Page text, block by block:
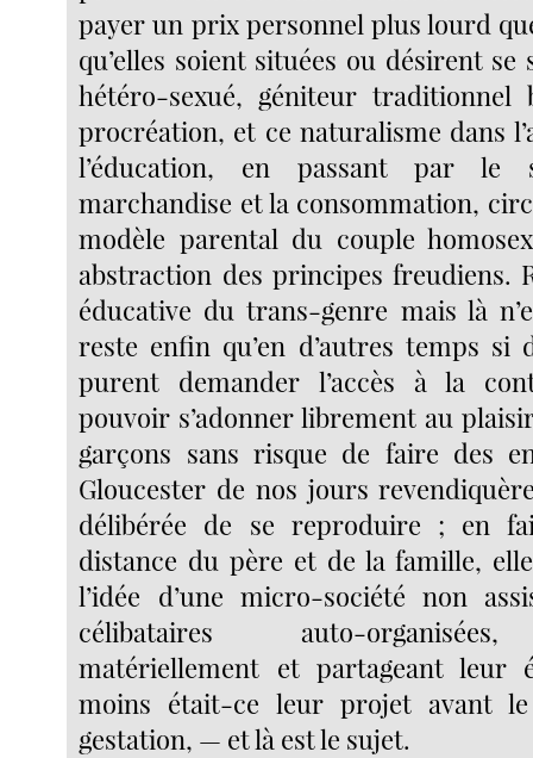
payer un prix personnel plus lourd
qu’elles soient situées ou désirent
hétéro-sexué, géniteur traditionnel
procréation, et ce naturalisme dans
l’éducation, en passant par le
marchandise et la consommation,
modèle parental du couple
abstraction des principes freudiens.
éducative du trans-genre mais là
reste enfin qu’en d’autres temps si
purent demander l’accès à la
pouvoir s’adonner librement au
garçons sans risque de faire des
Gloucester de nos jours
délibérée de se reproduire ; en
distance du père et de la famille,
l’idée d’une micro-société non
célibataires auto-
matériellement et partageant leur
moins était-ce leur projet avant
gestation, — et là est le sujet.